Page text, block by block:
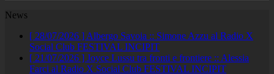
News
[ 28/07/2026 ] Albergo Savoia :: Simone Azzu al Radio X
Social Club FESTIVAL INCIPIT
[ 21/07/2026 ] Joyce Lussu tra fronti e frontiere :: Alessia
Farci al Radio X Social Club FESTIVAL INCIPIT